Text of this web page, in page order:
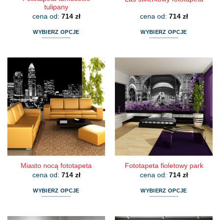
tulipany
cena od: 714 zł
WYBIERZ OPCJE
wariantów.
Opcje
można
wybrać
na
stronie
produktu
cena od: 714 zł
WYBIERZ OPCJE
wiele
wariantów.
Opcje
można
wybrać
na
stronie
produktu
Miasto nocą fototapeta
cena od: 714 zł
WYBIERZ OPCJE
Fototapeta fioletowy park
cena od: 714 zł
WYBIERZ OPCJE